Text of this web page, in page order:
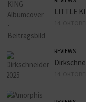
LITTLE
REVIEWS